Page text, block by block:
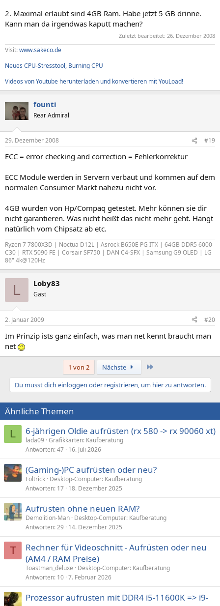
Bankort Bank0/1
Hersteller Keine
Seriennummer Keine
Teilenummer Keine
[ Speichergeräte / A1 ]
Speicher Eigenschaften:
Bauform (Form Factor) DIMM
Geräteort A1
Bankort Bank2/3
Hersteller Keine
Seriennummer Keine
Etikett Keine
Teilenummer Keine
[ Speichergeräte / A2 ]
Speicher Eigenschaften:
Bauform (Form Factor) DIMM
Größe 2048 MB
Geschwindigkeit 667 MHz
Gesamtbreite 64 Bit
Datenbreite 64 Bit
Geräteort A2
Bankort Bank4/5
Hersteller Keine
Seriennummer Keine
Etikett Keine
Teilenummer Keine
[ Speichergeräte / A3 ]
Speicher Eigenschaften:
Details Synchronous
Größe 2048 MB
Geschwindigkeit 667 MHz
Datenbreite 64 Bit
Geräteort A3
Bankort Bank6/7
Hersteller Keine
Seriennummer Keine
Etikett Keine
Teilenummer Keine
[ Steckplätze / PCI1 ]
Steckplatz-Eigenschaften:
Steckplatzbezeichnung PCI1
Typ PCI
Status Belegt
Datenbusbreite 32 Bit
Länge Kurz
[ Steckplätze / PCI2 ]
Steckplatz-Eigenschaften:
Steckplatzbezeichnung PCI2
Typ PCI
Status Frei
Datenbusbreite 32 Bit
Länge Kurz
2. Maximal erlaubt sind 4GB Ram. Habe jetzt 5 GB drinne.
Kann man da irgendwas kaputt machen?
Zuletzt bearbeitet: 26. Dezember 2008
Visit:www.sakeco.de
Neues CPU-Stresstool, Burning CPU
Videos von Youtube herunterladen und konvertieren mit YouLoad!
founti
Rear Admiral
29. Dezember 2008 #19
ECC = error checking and correction = Fehlerkorrektur
ECC Module werden in Servern verbaut und kommen auf dem
normalen Consumer Markt nahezu nicht vor.
4GB wurden von Hp/Compaq getestet. Mehr können sie dir
nicht garantieren. Was nicht heißt das nicht mehr geht. Hängt
natürlich vom Chipsatz ab etc.
Ryzen 7 7800X3D | Noctua D12L | Asrock B650E PG ITX | 64GB DDR5 6000
C30 | RTX 5090 FE | Corsair SF750 | DAN C4-SFX | Samsung G9 OLED | LG
86" 4k@120Hz
L Loby83
Gast
2. Januar 2009 #20
Im Prinzip ists ganz einfach, was man net kennt braucht man
net
1 von 2 Nächste
Du musst dich einloggen oder registrieren, um hier zu antworten.
Ähnliche Themen
L 6-jährigen Oldie aufrüsten (rx 580 -> rx 90060 xt)
lada09 Grafikkarten: Kaufberatung
Antworten 47 16. Juli 2026
(Gaming-)PC aufrüsten oder neu?
Foltrick Desktop-Computer: Kaufberatung
Antworten 17 18. Dezember 2025
Aufrüsten ohne neuen RAM?
Demolition-Man Desktop-Computer: Kaufberatung
Antworten 29 14. Dezember 2025
T
Rechner für Videoschnitt - Aufrüsten oder neu
(AM4 / RAM Preise)
Toastman_deluxe
Desktop-Computer: Kaufberatung
Antworten 10 7. Februar 2026
Prozessor aufrüsten mit DDR4 i5-11600K => i9-